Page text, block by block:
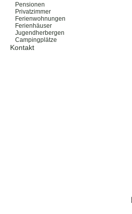
Pensionen
Privatzimmer
Ferienwohnungen
Ferienhäuser
Jugendherbergen
Campingplätze
Kontakt